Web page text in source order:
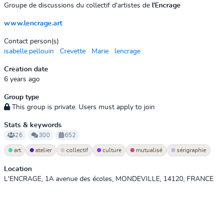
Groupe de discussions du collectif d'artistes de l’Encrage
www.lencrage.art
Contact person(s)
isabelle.pellouin
Crevette Marie lencrage
Creation date
6 years ago
Group type
This group is private. Users must apply to join
Stats & keywords
26 300 652
art atelier collectif culture mutualisé sérigraphie
Location
L'ENCRAGE, 1A avenue des écoles, MONDEVILLE, 14120, FRANCE